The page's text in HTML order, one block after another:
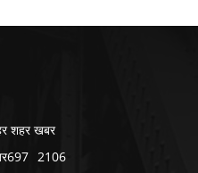
शहर खबर
2106
697